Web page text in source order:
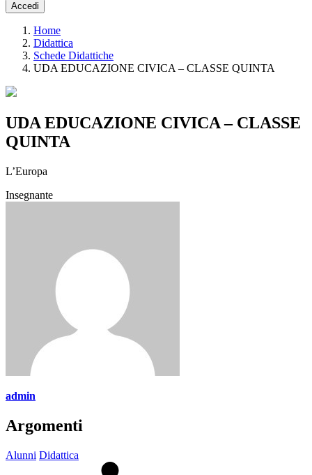
Accedi
Home
Didattica
Schede Didattiche
UDA EDUCAZIONE CIVICA – CLASSE QUINTA
UDA EDUCAZIONE CIVICA – CLASSE
QUINTA
L’Europa
Insegnante
admin
Argomenti
Alunni Didattica